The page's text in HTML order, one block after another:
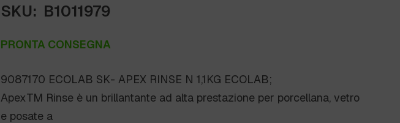
SKU: B1011979
PRONTA CONSEGNA
9087170 ECOLAB SK- APEX RINSE N 1,1KG ECOLAB;
ApexTM Rinse è un brillantante ad alta prestazione per porcellana, vetro
e posate a